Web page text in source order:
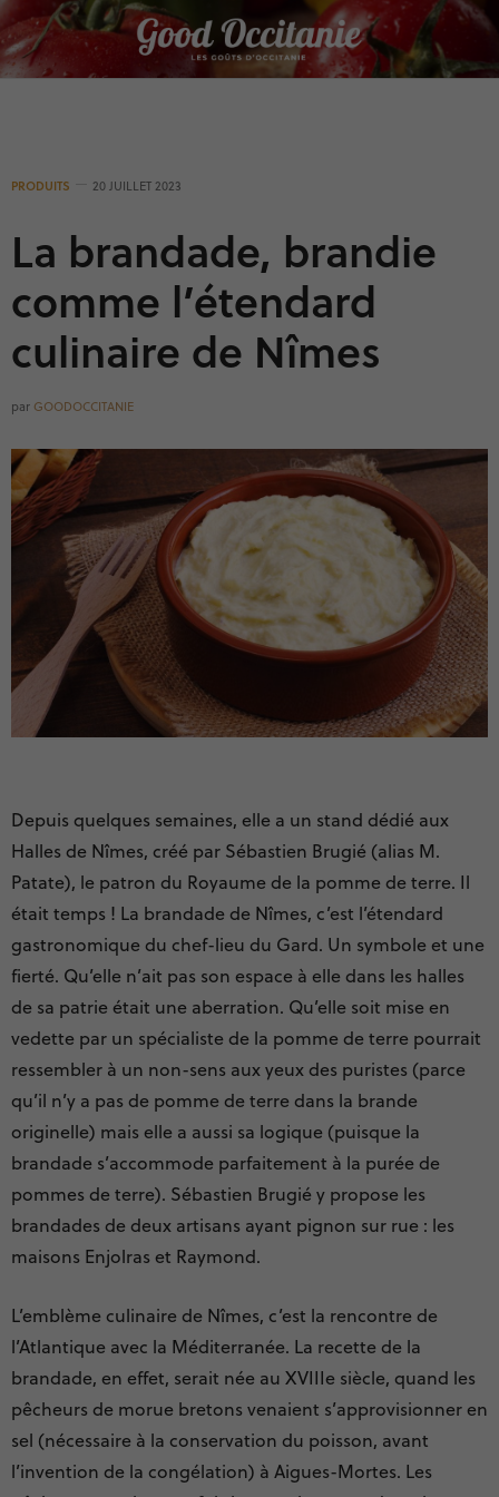
PRODUITS 20 JUILLET 2023
La brandade, brandie
comme l’étendard
culinaire de Nîmes
par GOODOCCITANIE
Depuis quelques semaines, elle a un stand dédié aux
Halles de Nîmes, créé par Sébastien Brugié (alias M.
Patate), le patron du Royaume de la pomme de terre. Il
était temps ! La brandade de Nîmes, c’est l’étendard
gastronomique du chef-lieu du Gard. Un symbole et une
fierté. Qu’elle n’ait pas son espace à elle dans les halles
de sa patrie était une aberration. Qu’elle soit mise en
vedette par un spécialiste de la pomme de terre pourrait
ressembler à un non-sens aux yeux des puristes (parce
qu’il n’y a pas de pomme de terre dans la brande
originelle) mais elle a aussi sa logique (puisque la
brandade s’accommode parfaitement à la purée de
pommes de terre). Sébastien Brugié y propose les
brandades de deux artisans ayant pignon sur rue : les
maisons Enjolras et Raymond.
L’emblème culinaire de Nîmes, c’est la rencontre de
l’Atlantique avec la Méditerranée. La recette de la
brandade, en effet, serait née au XVIIIe siècle, quand les
pêcheurs de morue bretons venaient s’approvisionner en
sel (nécessaire à la conservation du poisson, avant
l’invention de la congélation) à Aigues-Mortes. Les
Panneau de gestion des cookies